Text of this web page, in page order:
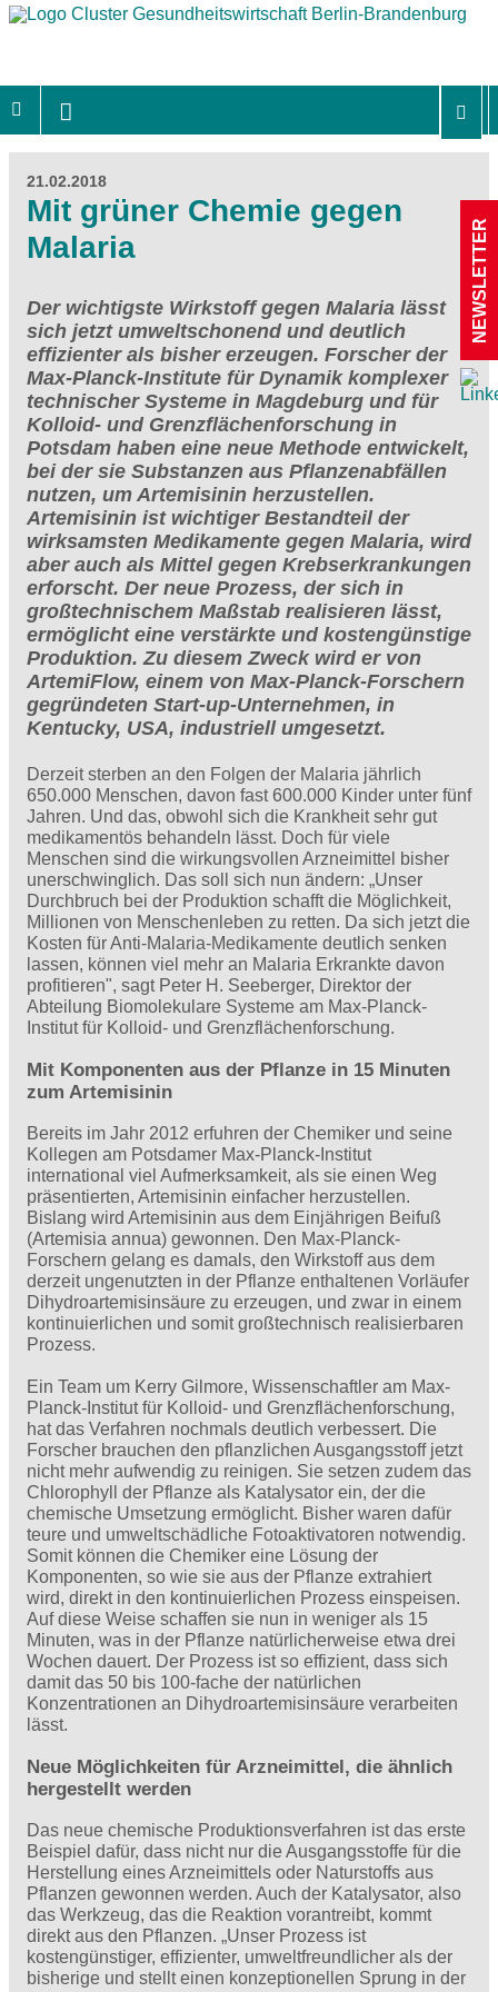
21.02.2018
Mit grüner Chemie gegen
Malaria
Der wichtigste Wirkstoff gegen Malaria lässt
sich jetzt umweltschonend und deutlich
effizienter als bisher erzeugen. Forscher der
Max-Planck-Institute für Dynamik komplexer
technischer Systeme in Magdeburg und für
Kolloid- und Grenzflächenforschung in
Potsdam haben eine neue Methode entwickelt,
bei der sie Substanzen aus Pflanzenabfällen
nutzen, um Artemisinin herzustellen.
Artemisinin ist wichtiger Bestandteil der
wirksamsten Medikamente gegen Malaria, wird
aber auch als Mittel gegen Krebserkrankungen
erforscht. Der neue Prozess, der sich in
großtechnischem Maßstab realisieren lässt,
ermöglicht eine verstärkte und kostengünstige
Produktion. Zu diesem Zweck wird er von
ArtemiFlow, einem von Max-Planck-Forschern
gegründeten Start-up-Unternehmen, in
Kentucky, USA, industriell umgesetzt.
Derzeit sterben an den Folgen der Malaria jährlich
650.000 Menschen, davon fast 600.000 Kinder unter fünf
Jahren. Und das, obwohl sich die Krankheit sehr gut
medikamentös behandeln lässt. Doch für viele
Menschen sind die wirkungsvollen Arzneimittel bisher
unerschwinglich. Das soll sich nun ändern: „Unser
Durchbruch bei der Produktion schafft die Möglichkeit,
Millionen von Menschenleben zu retten. Da sich jetzt die
Kosten für Anti-Malaria-Medikamente deutlich senken
lassen, können viel mehr an Malaria Erkrankte davon
profitieren", sagt Peter H. Seeberger, Direktor der
Abteilung Biomolekulare Systeme am Max-Planck-
Institut für Kolloid- und Grenzflächenforschung.
Mit Komponenten aus der Pflanze in 15 Minuten
zum Artemisinin
Bereits im Jahr 2012 erfuhren der Chemiker und seine
Kollegen am Potsdamer Max-Planck-Institut
international viel Aufmerksamkeit, als sie einen Weg
präsentierten, Artemisinin einfacher herzustellen.
Bislang wird Artemisinin aus dem Einjährigen Beifuß
(Artemisia annua) gewonnen. Den Max-Planck-
Forschern gelang es damals, den Wirkstoff aus dem
derzeit ungenutzten in der Pflanze enthaltenen Vorläufer
Dihydroartemisinsäure zu erzeugen, und zwar in einem
kontinuierlichen und somit großtechnisch realisierbaren
Prozess.
Ein Team um Kerry Gilmore, Wissenschaftler am Max-
Planck-Institut für Kolloid- und Grenzflächenforschung,
hat das Verfahren nochmals deutlich verbessert. Die
Forscher brauchen den pflanzlichen Ausgangsstoff jetzt
nicht mehr aufwendig zu reinigen. Sie setzen zudem das
Chlorophyll der Pflanze als Katalysator ein, der die
chemische Umsetzung ermöglicht. Bisher waren dafür
teure und umweltschädliche Fotoaktivatoren notwendig.
Somit können die Chemiker eine Lösung der
Komponenten, so wie sie aus der Pflanze extrahiert
wird, direkt in den kontinuierlichen Prozess einspeisen.
Auf diese Weise schaffen sie nun in weniger als 15
Minuten, was in der Pflanze natürlicherweise etwa drei
Wochen dauert. Der Prozess ist so effizient, dass sich
damit das 50 bis 100-fache der natürlichen
Konzentrationen an Dihydroartemisinsäure verarbeiten
lässt.
Neue Möglichkeiten für Arzneimittel, die ähnlich
hergestellt werden
Das neue chemische Produktionsverfahren ist das erste
Beispiel dafür, dass nicht nur die Ausgangsstoffe für die
Herstellung eines Arzneimittels oder Naturstoffs aus
Pflanzen gewonnen werden. Auch der Katalysator, also
das Werkzeug, das die Reaktion vorantreibt, kommt
direkt aus den Pflanzen. „Unser Prozess ist
kostengünstiger, effizienter, umweltfreundlicher als der
bisherige und stellt einen konzeptionellen Sprung in der
NEWSLETTER